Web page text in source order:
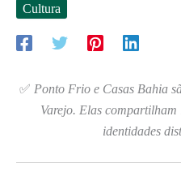
Cultura
✅ Ponto Frio e Casas Bahia
Varejo. Elas
identidades